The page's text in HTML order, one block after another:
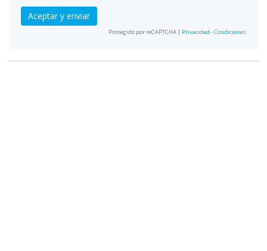
Aceptar y enviar
Protegido por reCAPTCHA | Privacidad -Condiciones